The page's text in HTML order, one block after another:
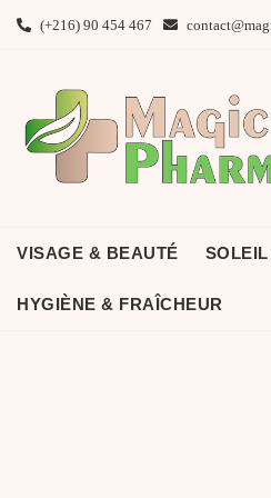
(+216) 90 454 467
VISAGE & BEAUTÉ
HYGIÈNE & FRAÎCHEUR